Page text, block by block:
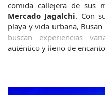
Mercado Jagalchi. Con
playa y vida urbana,
buscan experiencias
auténtico y lleno de